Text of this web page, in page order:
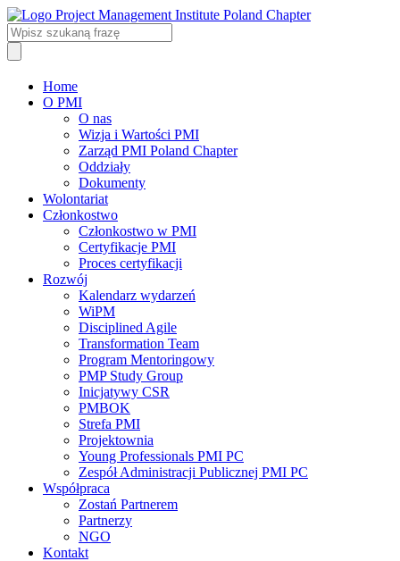
Home
O PMI
O nas
Wizja i Wartości PMI
Zarząd PMI Poland Chapter
Oddziały
Dokumenty
Wolontariat
Członkostwo
Członkostwo w PMI
Certyfikacje PMI
Proces certyfikacji
Rozwój
Kalendarz wydarzeń
WiPM
Disciplined Agile
Transformation Team
Program Mentoringowy
PMP Study Group
Inicjatywy CSR
PMBOK
Strefa PMI
Projektownia
Young Professionals PMI PC
Zespół Administracji Publicznej PMI PC
Współpraca
Zostań Partnerem
Partnerzy
NGO
Kontakt